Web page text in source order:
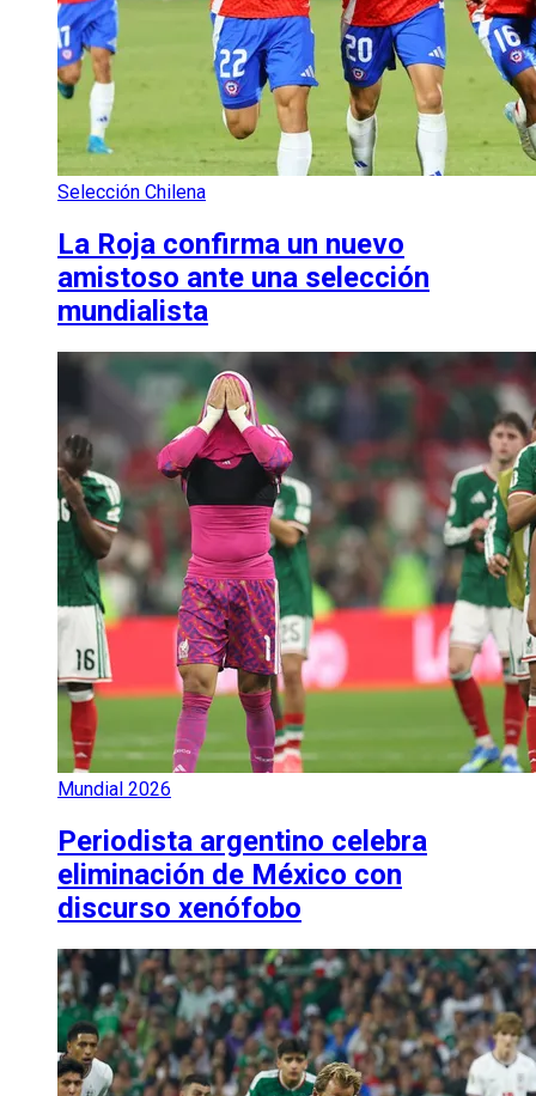
Selección Chilena
La Roja confirma un nuevo
amistoso ante una selección
mundialista
Mundial 2026
Periodista argentino celebra
eliminación de México con
discurso xenófobo